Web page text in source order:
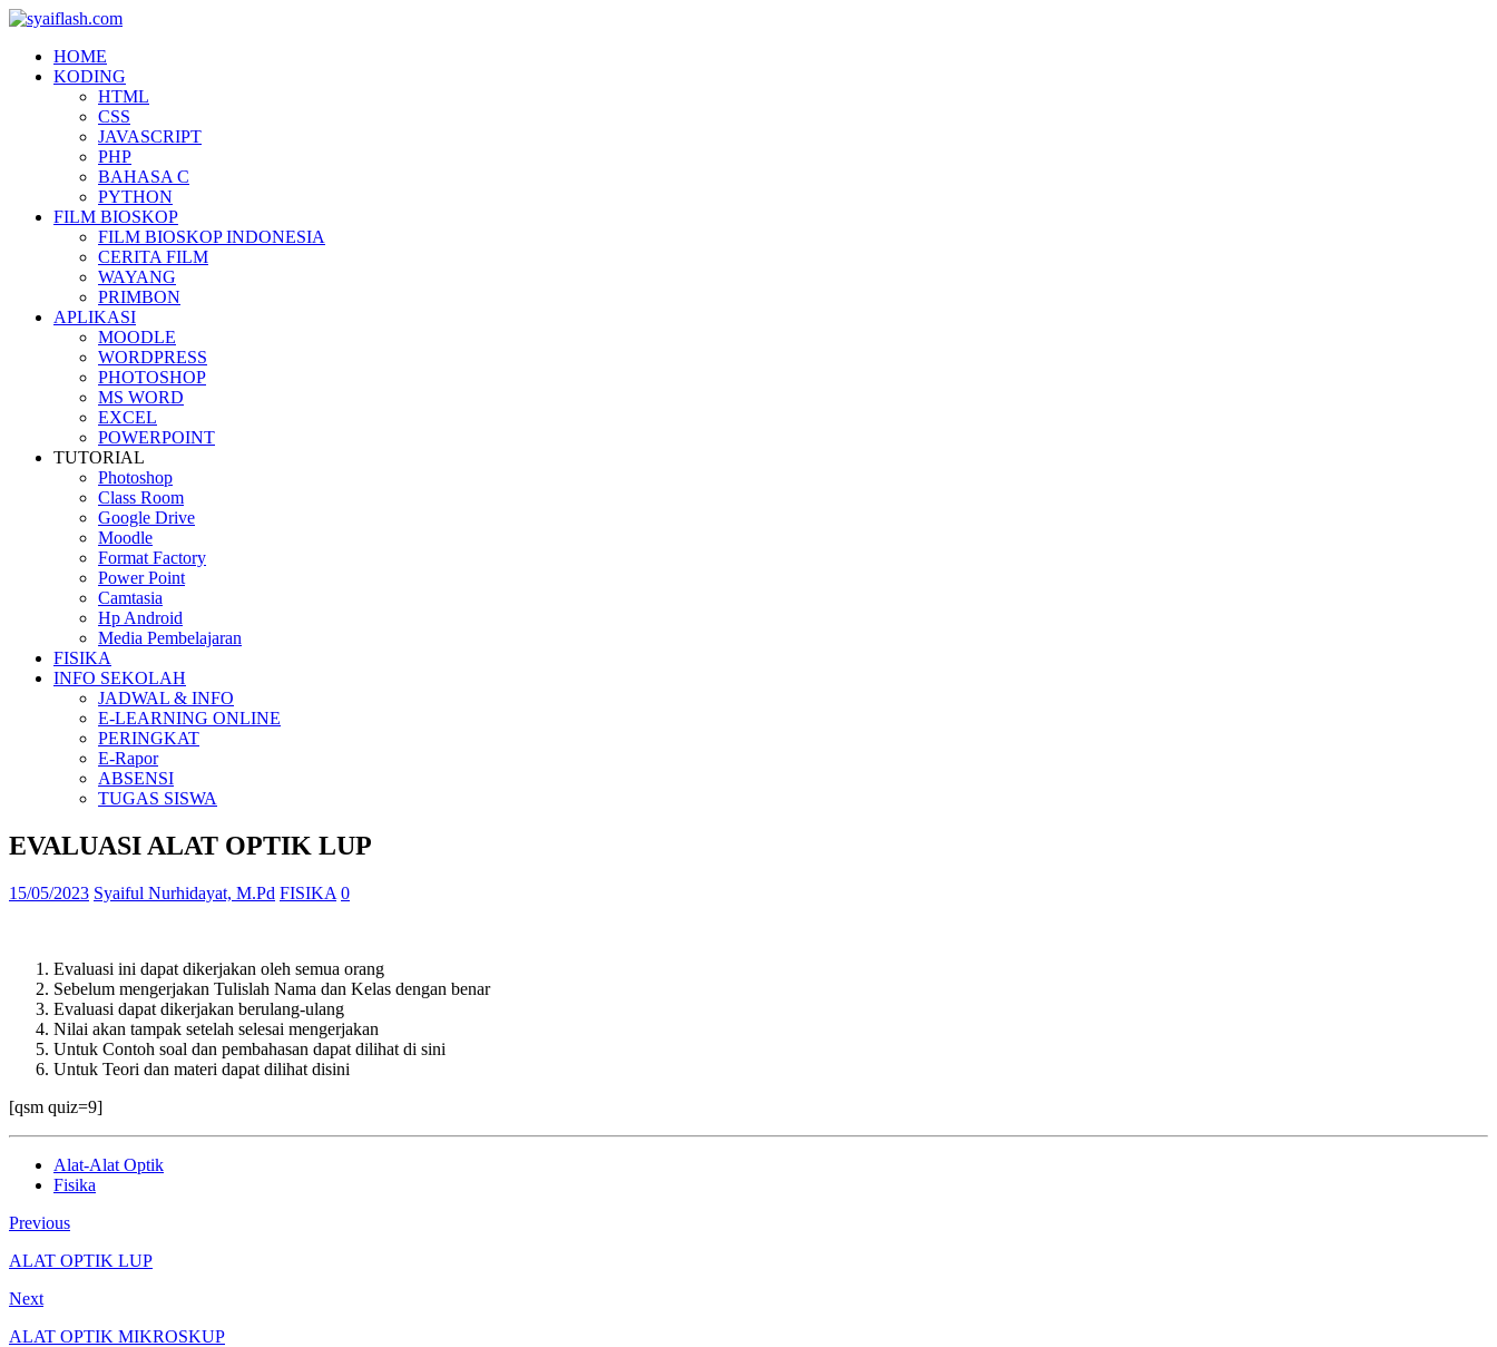
HOME
KODING
HTML
CSS
JAVASCRIPT
PHP
BAHASA C
PYTHON
FILM BIOSKOP
FILM BIOSKOP INDONESIA
CERITA FILM
WAYANG
PRIMBON
APLIKASI
MOODLE
WORDPRESS
PHOTOSHOP
MS WORD
EXCEL
POWERPOINT
TUTORIAL
Photoshop
Class Room
Google Drive
Moodle
Format Factory
Power Point
Camtasia
Hp Android
Media Pembelajaran
FISIKA
INFO SEKOLAH
JADWAL & INFO
E-LEARNING ONLINE
PERINGKAT
E-Rapor
ABSENSI
TUGAS SISWA
EVALUASI ALAT OPTIK LUP
15/05/2023 Syaiful Nurhidayat, M.Pd FISIKA 0
Evaluasi ini dapat dikerjakan oleh semua orang
Sebelum mengerjakan Tulislah Nama dan Kelas dengan benar
Evaluasi dapat dikerjakan berulang-ulang
Nilai akan tampak setelah selesai mengerjakan
Untuk Contoh soal dan pembahasan dapat dilihat di sini
Untuk Teori dan materi dapat dilihat disini
[qsm quiz=9]
Alat-Alat Optik
Fisika
Previous
ALAT OPTIK LUP
Next
ALAT OPTIK MIKROSKUP